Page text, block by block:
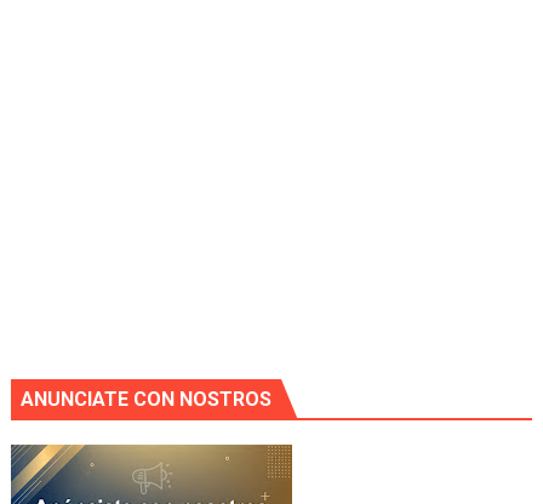
ANUNCIATE CON NOSTROS